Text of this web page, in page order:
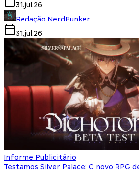
31.jul.26
Redação NerdBunker
31.jul.26
Informe Publicitário
Testamos Silver Palace: O novo RPG